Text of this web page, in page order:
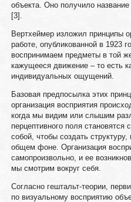
объекта. Оно получило
[3].
Вертхеймер изложил принципы
работе, опубликованной в 1923
воспринимаем предметы в той
кажущееся движение – то есть
индивидуальных ощущений.
Базовая предпосылка этих
организация восприятия
когда мы видим или слышим
перцептивного поля
собой, чтобы создать
общем фоне. Организация
самопроизвольно, и ее
мы смотрим вокруг себя.
Согласно гештальт-теории,
по визуальному восприятию